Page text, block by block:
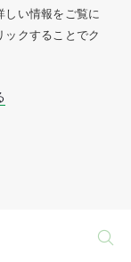
しい情報をご覧に
クすることでク